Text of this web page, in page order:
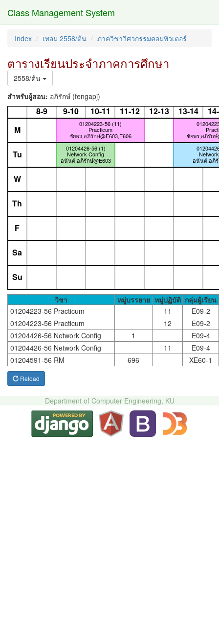
Class Management System
Index เทอม 2558/ต้น ภาควิชาวิศวกรรมคอมพิวเตอร์
ตารางเรียนประจำภาคการศึกษา
2558/ต้น
สำหรับผู้สอน: อภิรักษ์ (fengapj)
8-9 9-10 10-11 11-12 12-13 13-14
01204223-56 (11)
Practicum
ชัยพร,อภิรักษ์@E603,E606
ชัยพร,อภิรักษ์
01204426-56 (1)
Network Config
อนันต์,อภิรักษ์@E603 อนันต์,อภิรั
M
Tu
W
Th
F
Sa
Su
วิชา หมู่บรรยาย หมู่ปฏิบัติ กลุ่มผู้เรียน
01204223-56 Practicum
11
E09-2
01204223-56 Practicum
12
E09-2
01204426-56 Network Config
1
E09-4
01204426-56 Network Config
11
E09-4
01204591-56 RM
696 XE60-1
Reload
Department of Computer Engineering, KU